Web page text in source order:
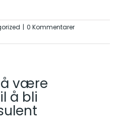
| 0 Kommentarer
å være
å bli